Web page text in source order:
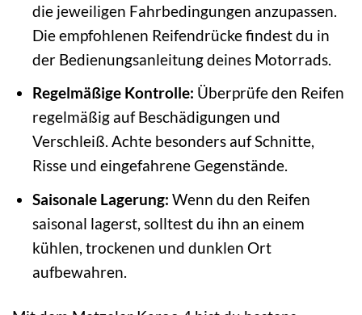
die jeweiligen Fahrbedingungen anzupassen.
Die empfohlenen Reifendrücke findest du in
der Bedienungsanleitung deines Motorrads.
Regelmäßige Kontrolle: Überprüfe den Reifen
regelmäßig auf Beschädigungen und
Verschleiß. Achte besonders auf Schnitte,
Risse und eingefahrene Gegenstände.
Saisonale Lagerung: Wenn du den Reifen
saisonal lagerst, solltest du ihn an einem
kühlen, trockenen und dunklen Ort
aufbewahren.